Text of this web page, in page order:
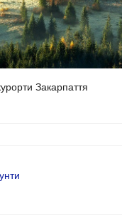
Закарпаття